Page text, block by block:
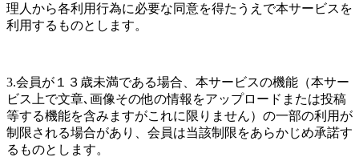
理人から各利用行為に必要な同意を得たうえで本サービスを
利用するものとします。
3.会員が１３歳未満である場合、本サービスの機能（本サー
ビス上で文章､画像その他の情報をアップロードまたは投稿
等する機能を含みますがこれに限りません）の一部の利用が
制限される場合があり、会員は当該制限をあらかじめ承諾す
るものとします。